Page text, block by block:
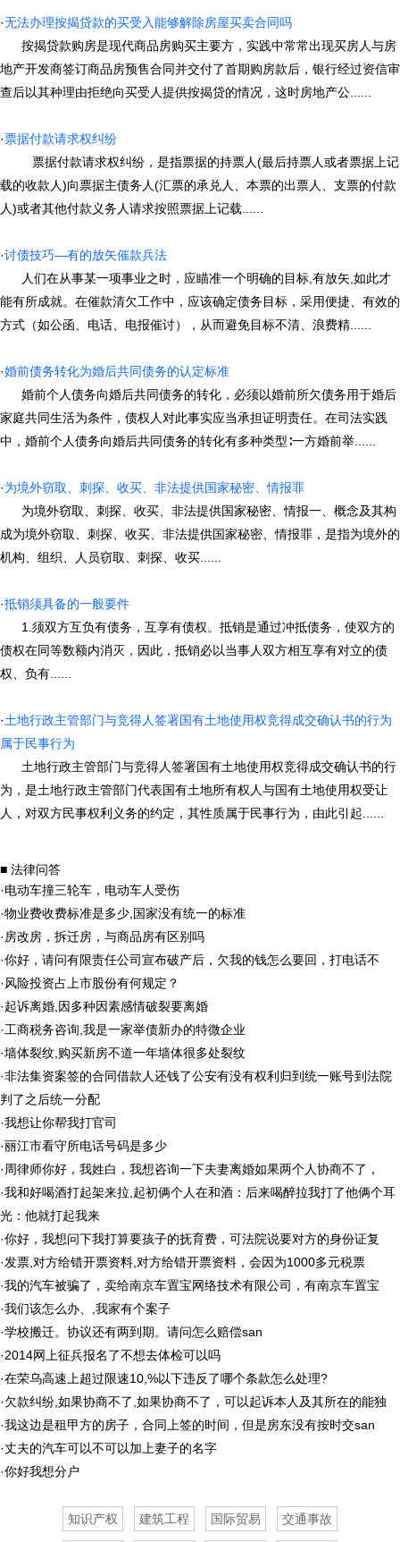
·无法办理按揭贷款的买受入能够解除房屋买卖合同吗
按揭贷款购房是现代商品房购买主要方，实践中常常出现买房人与房
地产开发商签订商品房预售合同并交付了首期购房款后，银行经过资信审
查后以其种理由拒绝向买受人提供按揭贷的情况，这时房地产公......
·票据付款请求权纠纷
票据付款请求权纠纷，是指票据的持票人(最后持票人或者票据上记
载的收款人)向票据主债务人(汇票的承兑人、本票的出票人、支票的付款
人)或者其他付款义务人请求按照票据上记载......
·讨债技巧—有的放矢催款兵法
人们在从事某一项事业之时，应瞄准一个明确的目标,有放矢,如此才
能有所成就。在催款清欠工作中，应该确定债务目标，采用便捷、有效的
方式（如公函、电话、电报催讨），从而避免目标不清、浪费精......
·婚前债务转化为婚后共同债务的认定标准
婚前个人债务向婚后共同债务的转化，必须以婚前所欠债务用于婚后
家庭共同生活为条件，债权人对此事实应当承担证明责任。在司法实践
中，婚前个人债务向婚后共同债务的转化有多种类型∶一方婚前举......
·为境外窃取、刺探、收买、非法提供国家秘密、情报罪
为境外窃取、刺探、收买、非法提供国家秘密、情报一、概念及其构
成为境外窃取、刺探、收买、非法提供国家秘密、情报罪，是指为境外的
机构、组织、人员窃取、刺探、收买......
·抵销须具备的一般要件
1.须双方互负有债务，互享有债权。抵销是通过冲抵债务，使双方的
债权在同等数额内消灭，因此，抵销必以当事人双方相互享有对立的债
权、负有......
·土地行政主管部门与竞得人签署国有土地使用权竞得成交确认书的行为
属于民事行为
土地行政主管部门与竞得人签署国有土地使用权竞得成交确认书的行
为，是土地行政主管部门代表国有土地所有权人与国有土地使用权受让
人，对双方民事权利义务的约定，其性质属于民事行为，由此引起......
■ 法律问答
·电动车撞三轮车，电动车人受伤
·物业费收费标准是多少,国家没有统一的标准
·房改房，拆迁房，与商品房有区别吗
·你好，请问有限责任公司宣布破产后，欠我的钱怎么要回，打电话不
·风险投资占上市股份有何规定？
·起诉离婚,因多种因素感情破裂要离婚
·工商税务咨询,我是一家举债新办的特微企业
·墙体裂纹,购买新房不道一年墙体很多处裂纹
·非法集资案签的合同借款人还钱了公安有没有权利归到统一账号到法院
判了之后统一分配
·我想让你帮我打官司
·丽江市看守所电话号码是多少
·周律师你好，我姓白，我想咨询一下夫妻离婚如果两个人协商不了，
·我和好喝酒打起架来拉,起初俩个人在和酒：后来喝醉拉我打了他俩个耳
光：他就打起我来
·你好，我想问下我打算要孩子的抚育费，可法院说要对方的身份证复
·发票,对方给错开票资料,对方给错开票资料，会因为1000多元税票
·我的汽车被骗了，卖给南京车置宝网络技术有限公司，有南京车置宝
·我们该怎么办、,我家有个案子
·学校搬迁。协议还有两到期。请问怎么赔偿san
·2014网上征兵报名了不想去体检可以吗
·在荣乌高速上超过限速10,%以下违反了哪个条款怎么处理?
·欠款纠纷,如果协商不了,如果协商不了，可以起诉本人及其所在的能独
·我这边是租甲方的房子，合同上签的时间，但是房东没有按时交san
·丈夫的汽车可以不可以加上妻子的名字
·你好我想分户
知识产权 建筑工程 国际贸易 交通事故